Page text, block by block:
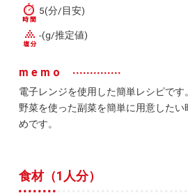
5(分/目安)
-(g/推定値)
memo
電子レンジを使用した簡単レシピです。
野菜を使った副菜を簡単に用意した
めです。
食材（1人分）